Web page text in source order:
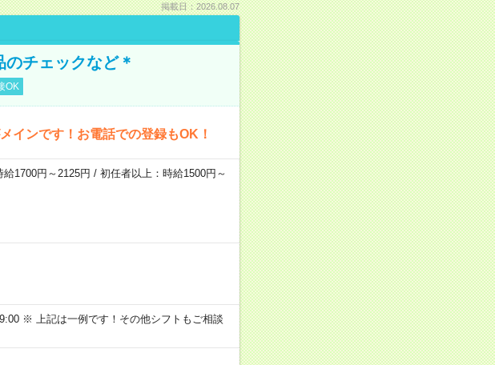
掲載日：2026.08.07
のチェックなど＊
OK
インです！お電話での登録もOK！
1700円～2125円 / 初任者以上：時給1500円～
※ 上記は一例です！その他シフトもご相談